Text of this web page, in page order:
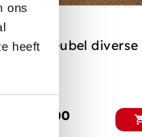
ons
heeft
diverse
625,00